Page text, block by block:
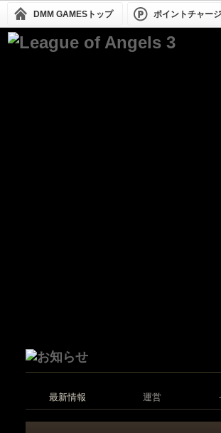
DMM GAMESトップ ポイントチャージ
最新情報 運営